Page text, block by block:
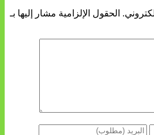
الحقول الإلزامية مشار إليها بـ